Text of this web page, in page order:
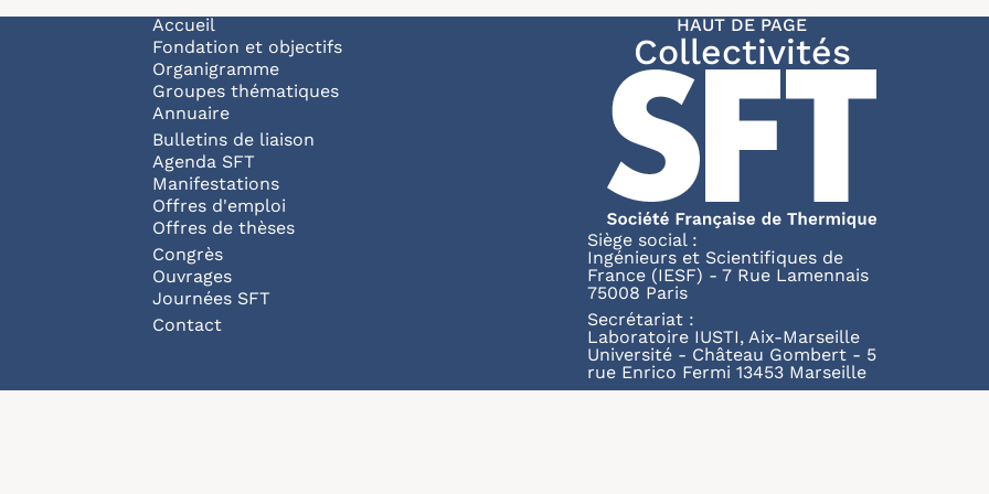
Navigation principale
Accueil
Fondation et objectifs
Organigramme
Groupes thématiques
Annuaire
Bulletins de liaison
Agenda SFT
Manifestations
Offres d'emploi
Offres de thèses
Congrès
Ouvrages
Journées SFT
Pied de page
Contact
HAUT DE PAGE
Collectivités
Siège social :
Ingénieurs et Scientifiques de
France (IESF) - 7 Rue Lamennais
75008 Paris
Secrétariat :
Laboratoire IUSTI, Aix-Marseille
Université - Château Gombert - 5
rue Enrico Fermi 13453 Marseille